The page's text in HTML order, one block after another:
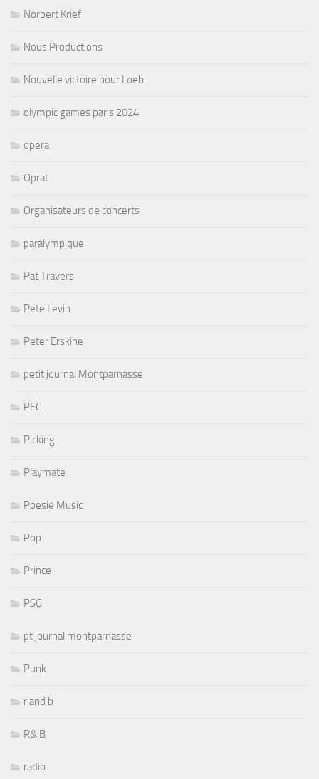
Norbert Krief
Nous Productions
Nouvelle victoire pour Loeb
olympic games paris 2024
opera
Oprat
Organisateurs de concerts
paralympique
Pat Travers
Pete Levin
Peter Erskine
petit journal Montparnasse
PFC
Picking
Playmate
Poesie Music
Pop
Prince
PSG
pt journal montparnasse
Punk
r and b
R& B
radio